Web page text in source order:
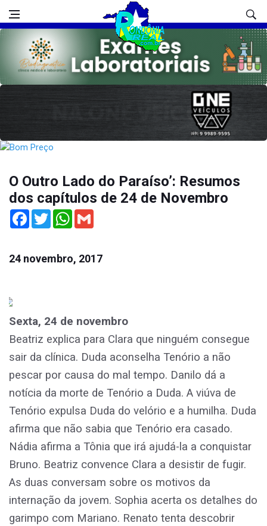
O Outro Lado do Paraíso’: Resumos
dos capítulos de 24 de Novembro
Facebook
TwitterWhatsApp
24 novembro, 2017
Sexta, 24 de novembro
Beatriz explica para Clara que ninguém consegue
sair da clínica. Duda aconselha Tenório a não
pescar por causa do mal tempo. Danilo dá a
notícia da morte de Tenório a Duda. A viúva de
Tenório expulsa Duda do velório e a humilha. Duda
afirma que não sabia que Tenório era casado.
Nádia afirma a Tônia que irá ajudá-la a conquistar
Bruno. Beatriz convence Clara a desistir de fugir.
As duas conversam sobre os motivos da
internação da jovem. Sophia acerta os detalhes do
garimpo com Mariano. Renato tenta descobrir